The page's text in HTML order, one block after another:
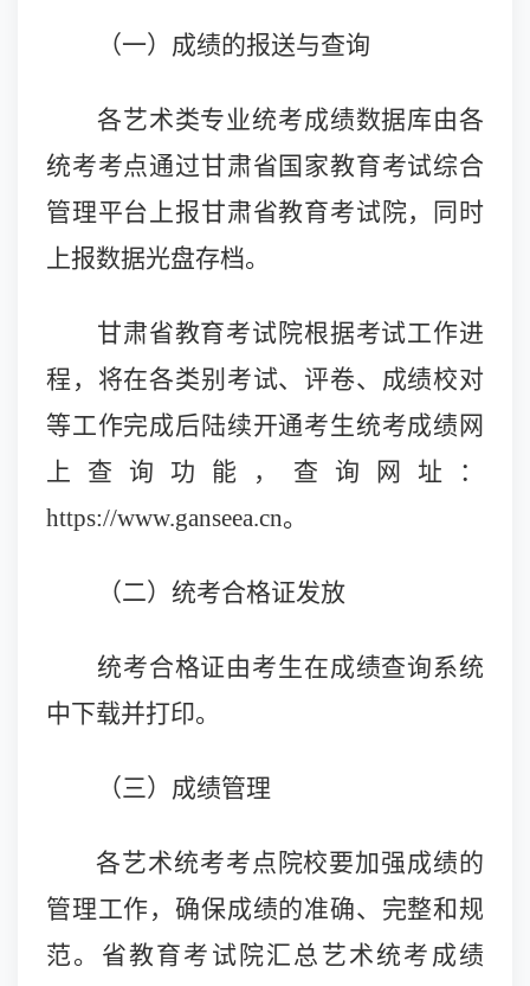
（一）成绩的报送与查询
各艺术类专业统考成绩数据库由各
统考考点通过甘肃省国家教育考试综合
管理平台上报甘肃省教育考试院，同时
上报数据光盘存档。
甘肃省教育考试院根据考试工作进
程，将在各类别考试、评卷、成绩校对
等工作完成后陆续开通考生统考成绩网
上查询功能，查询网址：
https://www.ganseea.cn。
（二）统考合格证发放
统考合格证由考生在成绩查询系统
中下载并打印。
（三）成绩管理
各艺术统考考点院校要加强成绩的
管理工作，确保成绩的准确、完整和规
范。省教育考试院汇总艺术统考成绩